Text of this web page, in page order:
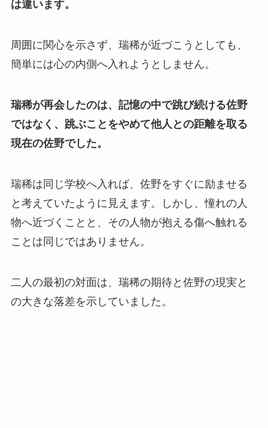
は違います。
周囲に関心を示さず、瑞稀が近づこうとしても、
簡単には心の内側へ入れようとしません。
瑞稀が再会したのは、記憶の中で跳び続ける佐野
ではなく、跳ぶことをやめて他人との距離を取る
現在の佐野でした。
瑞稀は同じ学校へ入れば、佐野をすぐに励ませる
と考えていたように見えます。しかし、憧れの人
物へ近づくことと、その人物が抱える傷へ触れる
ことは同じではありません。
二人の最初の対面は、瑞稀の期待と佐野の現実と
の大きな落差を示していました。